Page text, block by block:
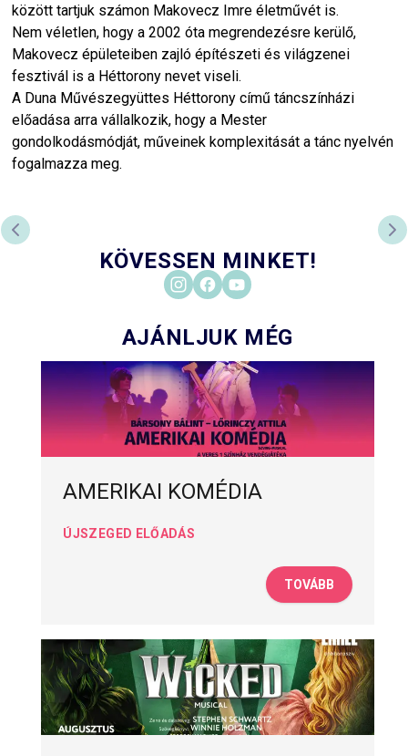
között tartjuk számon Makovecz Imre életművét is.
Nem véletlen, hogy a 2002 óta megrendezésre kerülő,
Makovecz épületeiben zajló építészeti és világzenei
fesztivál is a Héttorony nevet viseli.
A Duna Művészegyüttes Héttorony című táncszínházi
előadása arra vállalkozik, hogy a Mester
gondolkodásmódját, műveinek komplexitását a tánc nyelvén
fogalmazza meg.
ELŐZŐ DIA
KÖVESSEN MINKET!
AJÁNLJUK MÉG
AMERIKAI KOMÉDIA
ÚJSZEGED ELŐADÁS
TOVÁBB